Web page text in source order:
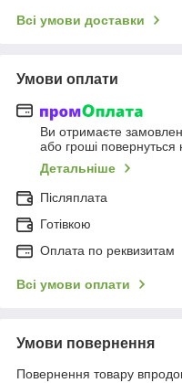
Всі умови доставки
Умови оплати
Ви отримаєте
або гроші повернуться
Детальніше
Післяплата
Готівкою
Оплата по реквизитам
Всі умови оплати
Умови повернення
Повернення товару